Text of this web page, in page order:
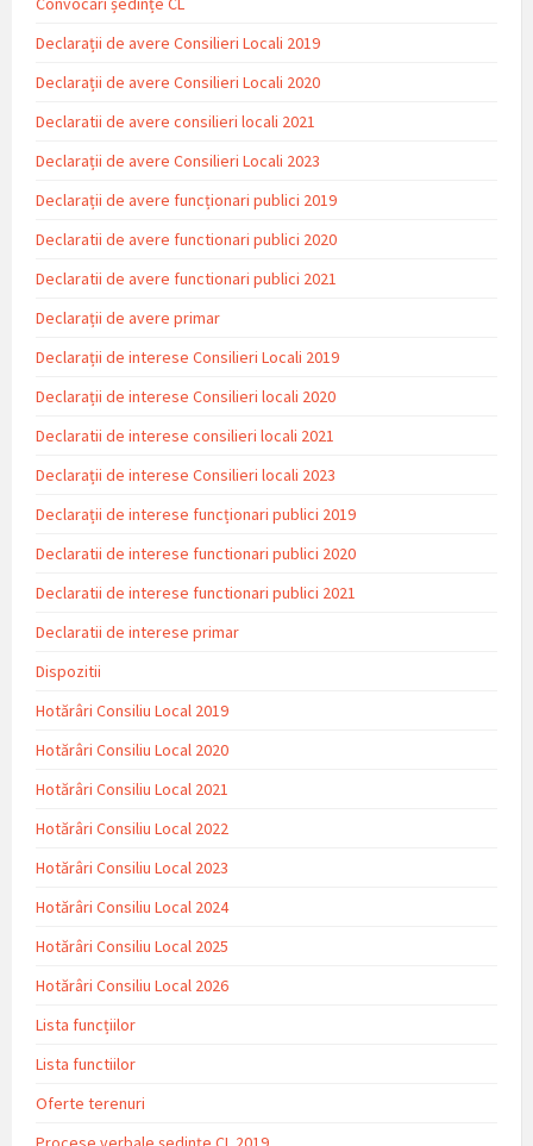
Declarații de avere Consilieri Locali 2019
Declarații de avere Consilieri Locali 2020
Declaratii de avere consilieri locali 2021
Declarații de avere Consilieri Locali 2023
Declarații de avere funcționari publici 2019
Declaratii de avere functionari publici 2020
Declaratii de avere functionari publici 2021
Declarații de avere primar
Declarații de interese Consilieri Locali 2019
Declarații de interese Consilieri locali 2020
Declaratii de interese consilieri locali 2021
Declarații de interese Consilieri locali 2023
Declarații de interese funcționari publici 2019
Declaratii de interese functionari publici 2020
Declaratii de interese functionari publici 2021
Declaratii de interese primar
Dispozitii
Hotărâri Consiliu Local 2019
Hotărâri Consiliu Local 2020
Hotărâri Consiliu Local 2021
Hotărâri Consiliu Local 2022
Hotărâri Consiliu Local 2023
Hotărâri Consiliu Local 2024
Hotărâri Consiliu Local 2025
Hotărâri Consiliu Local 2026
Lista funcțiilor
Lista functiilor
Oferte terenuri